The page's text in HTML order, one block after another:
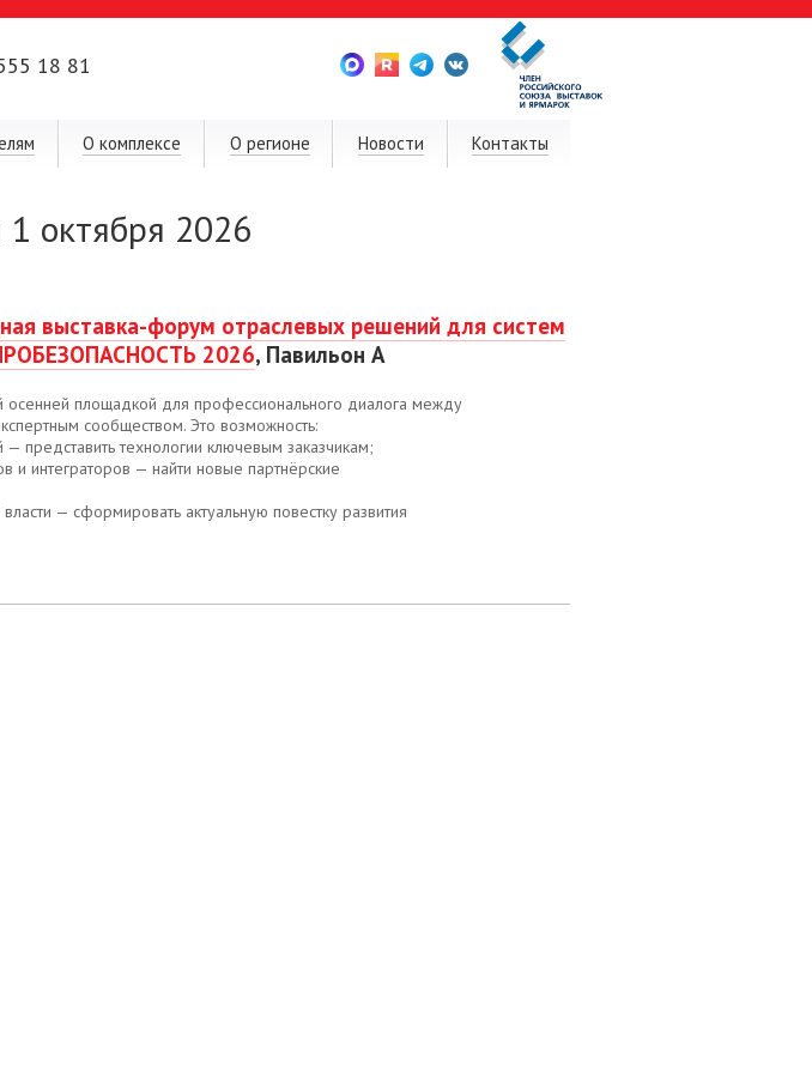
18 81
О комплексе О регионе Новости Контакты
октября 2026
выставка-форум отраслевых решений для систем
2026, Павильон А
осенней площадкой для профессионального диалога между
сообществом. Это возможность:
представить технологии ключевым заказчикам;
и интеграторов — найти новые партнёрские
— сформировать актуальную повестку развития